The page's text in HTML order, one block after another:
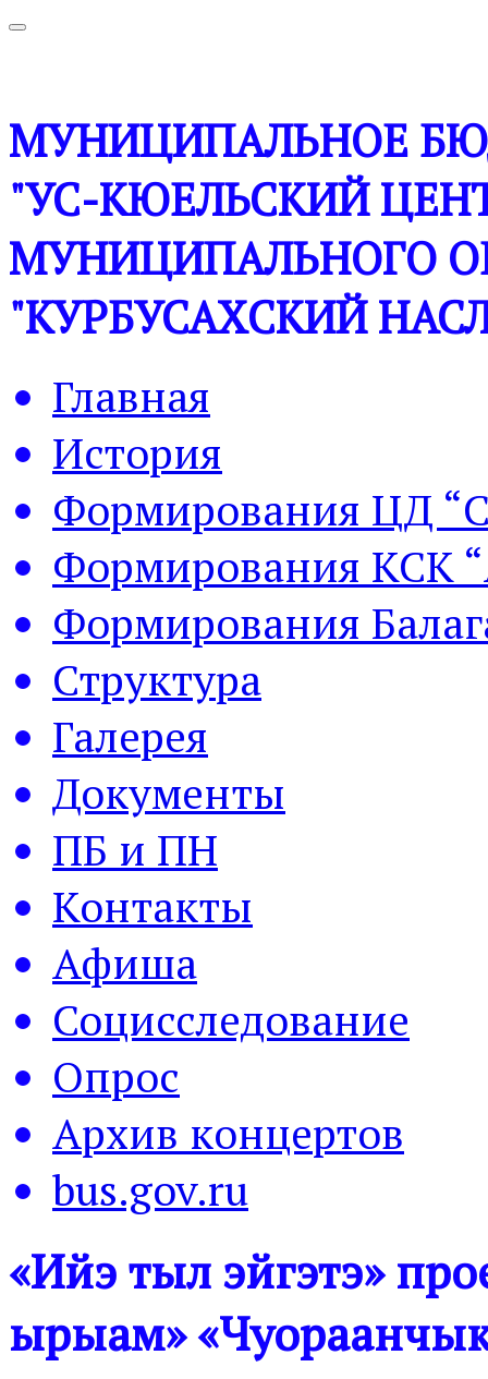
МУНИЦИПАЛЬНОЕ
"УС-КЮЕЛЬСКИЙ
МУНИЦИПАЛЬНОГО
"КУРБУСАХСКИЙ
Главная
История
Формирования ЦД
Формирования КСК
Формирования
Структура
Галерея
Документы
ПБ и ПН
Контакты
Афиша
Социсследование
Опрос
Архив концертов
bus.gov.ru
«Ийэ тыл эйгэтэ»
ырыам»